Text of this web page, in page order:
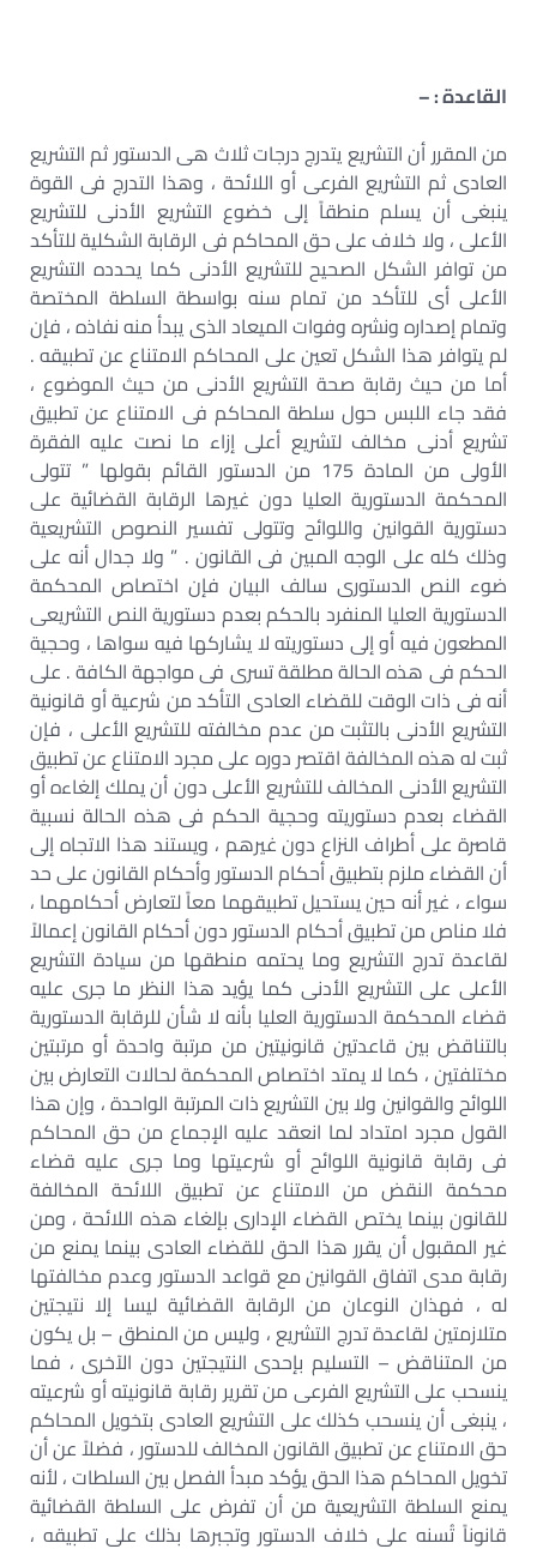
القاعدة : –
من المقرر أن التشريع يتدرج درجات ثلاث هى الدستور ثم التشريع
العادى ثم التشريع الفرعى أو اللائحة ، وهذا التدرج فى القوة
ينبغى أن يسلم منطقاً إلى خضوع التشريع الأدنى للتشريع
الأعلى ، ولا خلاف على حق المحاكم فى الرقابة الشكلية للتأكد
من توافر الشكل الصحيح للتشريع الأدنى كما يحدده التشريع
الأعلى أى للتأكد من تمام سنه بواسطة السلطة المختصة
وتمام إصداره ونشره وفوات الميعاد الذى يبدأ منه نفاذه ، فإن
لم يتوافر هذا الشكل تعين على المحاكم الامتناع عن تطبيقه .
أما من حيث رقابة صحة التشريع الأدنى من حيث الموضوع ،
فقد جاء اللبس حول سلطة المحاكم فى الامتناع عن تطبيق
تشريع أدنى مخالف لتشريع أعلى إزاء ما نصت عليه الفقرة
الأولى من المادة 175 من الدستور القائم بقولها ” تتولى
المحكمة الدستورية العليا دون غيرها الرقابة القضائية على
دستورية القوانين واللوائح وتتولى تفسير النصوص التشريعية
وذلك كله على الوجه المبين فى القانون . ” ولا جدال أنه على
ضوء النص الدستورى سالف البيان فإن اختصاص المحكمة
الدستورية العليا المنفرد بالحكم بعدم دستورية النص التشريعى
المطعون فيه أو إلى دستوريته لا يشاركها فيه سواها ، وحجية
الحكم فى هذه الحالة مطلقة تسرى فى مواجهة الكافة . على
أنه فى ذات الوقت للقضاء العادى التأكد من شرعية أو قانونية
التشريع الأدنى بالتثبت من عدم مخالفته للتشريع الأعلى ، فإن
ثبت له هذه المخالفة اقتصر دوره على مجرد الامتناع عن تطبيق
التشريع الأدنى المخالف للتشريع الأعلى دون أن يملك إلغاءه أو
القضاء بعدم دستوريته وحجية الحكم فى هذه الحالة نسبية
قاصرة على أطراف النزاع دون غيرهم ، ويستند هذا الاتجاه إلى
أن القضاء ملزم بتطبيق أحكام الدستور وأحكام القانون على حد
سواء ، غير أنه حين يستحيل تطبيقهما معاً لتعارض أحكامهما ،
فلا مناص من تطبيق أحكام الدستور دون أحكام القانون إعمالاً
لقاعدة تدرج التشريع وما يحتمه منطقها من سيادة التشريع
الأعلى على التشريع الأدنى كما يؤيد هذا النظر ما جرى عليه
قضاء المحكمة الدستورية العليا بأنه لا شأن للرقابة الدستورية
بالتناقض بين قاعدتين قانونيتين من مرتبة واحدة أو مرتبتين
مختلفتين ، كما لا يمتد اختصاص المحكمة لحالات التعارض بين
اللوائح والقوانين ولا بين التشريع ذات المرتبة الواحدة ، وإن هذا
القول مجرد امتداد لما انعقد عليه الإجماع من حق المحاكم
فى رقابة قانونية اللوائح أو شرعيتها وما جرى عليه قضاء
محكمة النقض من الامتناع عن تطبيق اللائحة المخالفة
للقانون بينما يختص القضاء الإدارى بإلغاء هذه اللائحة ، ومن
غير المقبول أن يقرر هذا الحق للقضاء العادى بينما يمنع من
رقابة مدى اتفاق القوانين مع قواعد الدستور وعدم مخالفتها
له ، فهذان النوعان من الرقابة القضائية ليسا إلا نتيجتين
متلازمتين لقاعدة تدرج التشريع ، وليس من المنطق – بل يكون
من المتناقض – التسليم بإحدى النتيجتين دون الآخرى ، فما
ينسحب على التشريع الفرعى من تقرير رقابة قانونيته أو شرعيته
، ينبغى أن ينسحب كذلك على التشريع العادى بتخويل المحاكم
حق الامتناع عن تطبيق القانون المخالف للدستور ، فضلاً عن أن
تخويل المحاكم هذا الحق يؤكد مبدأ الفصل بين السلطات ، لأنه
يمنع السلطة التشريعية من أن تفرض على السلطة القضائية
قانوناً تُسنه على خلاف الدستور وتجبرها بذلك على تطبيقه ،